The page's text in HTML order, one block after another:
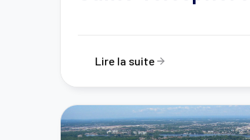
Lire la suite